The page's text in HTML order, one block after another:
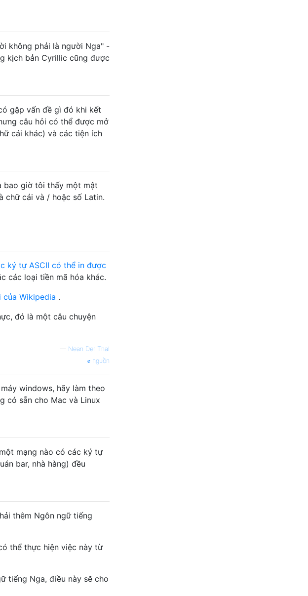
không phải là người Nga" -
kịch bản Cyrillic cũng được
gặp vấn đề gì đó khi kết
câu hỏi có thể được mở
cái khác) và các tiện ích
bao giờ tôi thấy một mật
chữ cái và / hoặc số Latin.
ký tự ASCII có thể in được
các loại tiền mã hóa khác.
Wikipedia .
đó là một câu chuyện
— Nean Der Thal
nguồn
windows, hãy làm theo
có sẵn cho Mac và Linux
mạng nào có các ký tự
bar, nhà hàng) đều
thêm Ngôn ngữ tiếng
thể thực hiện việc này từ
tiếng Nga, điều này sẽ cho